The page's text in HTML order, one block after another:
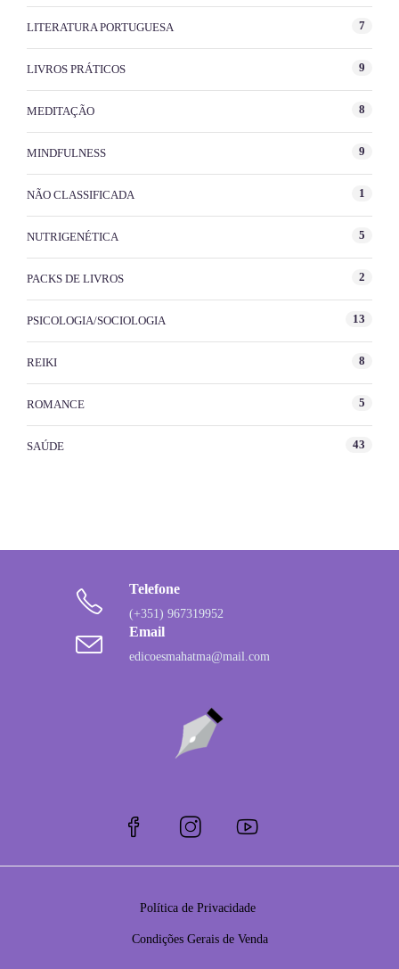
LITERATURA PORTUGUESA 7
LIVROS PRÁTICOS 9
MEDITAÇÃO 8
MINDFULNESS 9
NÃO CLASSIFICADA 1
NUTRIGENÉTICA 5
PACKS DE LIVROS 2
PSICOLOGIA/SOCIOLOGIA 13
REIKI 8
ROMANCE 5
SAÚDE 43
Telefone
(+351) 967319952
Email
edicoesmahatma@mail.com
Política de Privacidade
Condições Gerais de Venda